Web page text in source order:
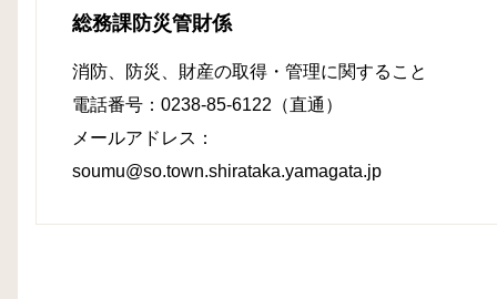
総務課防災管財係
消防、防災、財産の取得・管理に関すること
電話番号：0238-85-6122（直通）
メールアドレス：
soumu@so.town.shirataka.yamagata.jp